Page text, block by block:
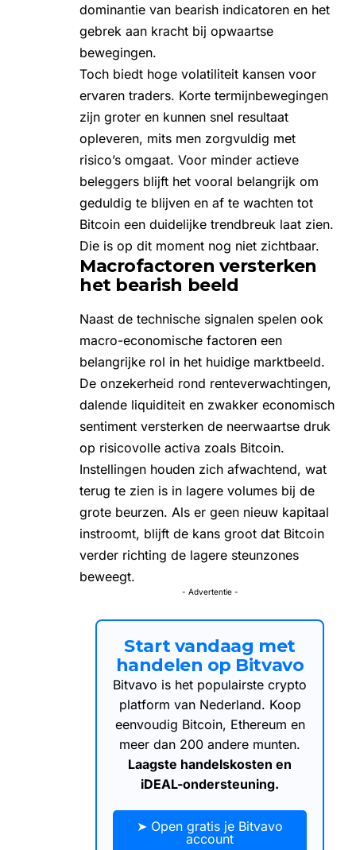
dominantie van bearish indicatoren en het
gebrek aan kracht bij opwaartse
bewegingen.
Toch biedt hoge volatiliteit kansen voor
ervaren traders. Korte termijnbewegingen
zijn groter en kunnen snel resultaat
opleveren, mits men zorgvuldig met
risico’s omgaat. Voor minder actieve
beleggers blijft het vooral belangrijk om
geduldig te blijven en af te wachten tot
Bitcoin een duidelijke trendbreuk laat zien.
Die is op dit moment nog niet zichtbaar.
Macrofactoren versterken
het bearish beeld
Naast de technische signalen spelen ook
macro-economische factoren een
belangrijke rol in het huidige marktbeeld.
De onzekerheid rond renteverwachtingen,
dalende liquiditeit en zwakker economisch
sentiment versterken de neerwaartse druk
op risicovolle activa zoals Bitcoin.
Instellingen houden zich afwachtend, wat
terug te zien is in lagere volumes bij de
grote beurzen. Als er geen nieuw kapitaal
instroomt, blijft de kans groot dat Bitcoin
verder richting de lagere steunzones
beweegt.
- Advertentie -
Start vandaag met
handelen op Bitvavo
Bitvavo is het populairste crypto
platform van Nederland. Koop
eenvoudig Bitcoin, Ethereum en
meer dan 200 andere munten.
Laagste handelskosten en
iDEAL-ondersteuning.
➤ Open gratis je Bitvavo
account